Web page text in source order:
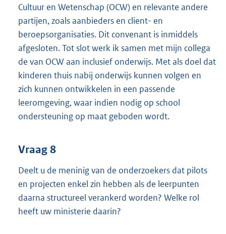
Cultuur en Wetenschap (OCW) en relevante andere
partijen, zoals aanbieders en client- en
beroepsorganisaties. Dit convenant is inmiddels
afgesloten. Tot slot werk ik samen met mijn collega
de van OCW aan inclusief onderwijs. Met als doel dat
kinderen thuis nabij onderwijs kunnen volgen en
zich kunnen ontwikkelen in een passende
leeromgeving, waar indien nodig op school
ondersteuning op maat geboden wordt.
Vraag 8
Deelt u de meninig van de onderzoekers dat pilots
en projecten enkel zin hebben als de leerpunten
daarna structureel verankerd worden? Welke rol
heeft uw ministerie daarin?